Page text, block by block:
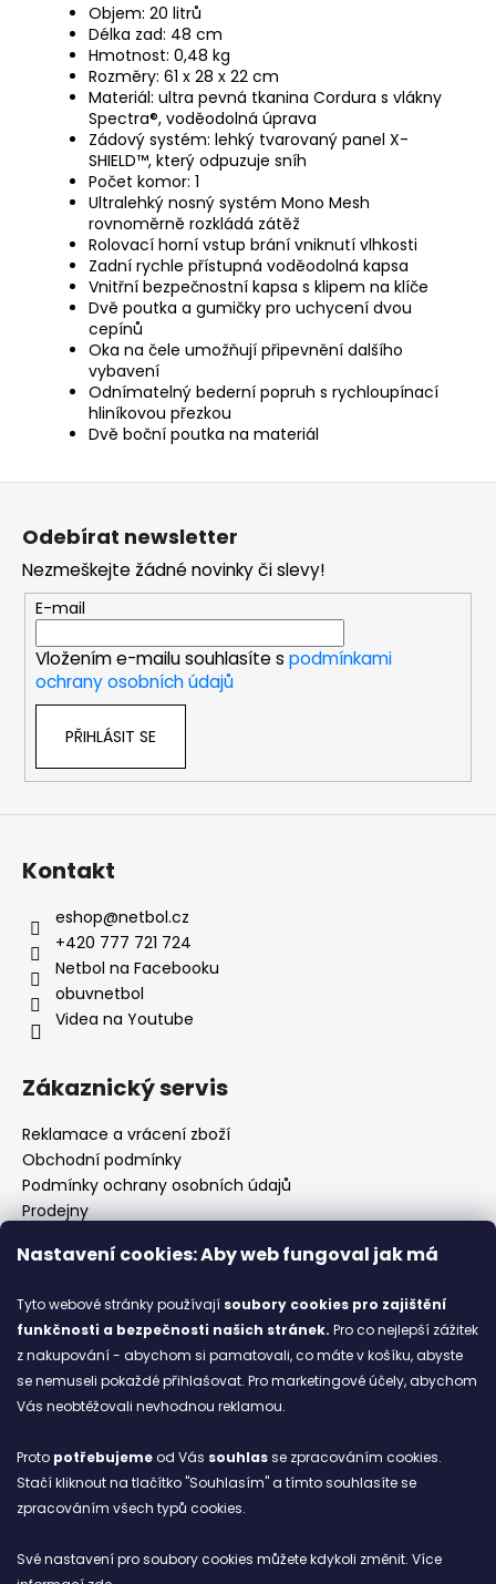
Nastavení cookies: Aby web fungoval jak má
Tyto webové stránky používají soubory cookies pro zajištění
funkčnosti a bezpečnosti našich stránek. Pro co nejlepší zážitek
z nakupování - abychom si pamatovali, co máte v košíku, abyste
se nemuseli pokaždé přihlašovat. Pro marketingové účely, abychom
Vás neobtěžovali nevhodnou reklamou.
Proto potřebujemeod Vás souhlasse zpracováním cookies.
Stačí kliknout na tlačítko "Souhlasím" a tímto souhlasíte se
zpracováním všech typů cookies.
Své nastavení pro soubory cookies můžete kdykoli změnit. Více
Objem: 20 litrů
Délka zad: 48 cm
Hmotnost: 0,48 kg
Rozměry: 61 x 28 x 22 cm
Materiál: ultra pevná tkanina Cordura s vlákny
Spectra®, voděodolná úprava
Zádový systém: lehký tvarovaný panel X-
SHIELD™, který odpuzuje sníh
Počet komor: 1
Ultralehký nosný systém Mono Mesh
rovnoměrně rozkládá zátěž
Rolovací horní vstup brání vniknutí vlhkosti
Zadní rychle přístupná voděodolná kapsa
Vnitřní bezpečnostní kapsa s klipem na klíče
Dvě poutka a gumičky pro uchycení dvou
cepínů
Oka na čele umožňují připevnění dalšího
vybavení
Odnímatelný bederní popruh s rychloupínací
hliníkovou přezkou
Dvě boční poutka na materiál
Z
Odebírat newsletter
Nezmeškejte žádné novinky či slevy!
E-mail
Vložením e-mailu souhlasíte s podmínkami
ochrany osobních údajů
PŘIHLÁSIT SE
Kontakt
eshop@netbol.cz
+420 777 721 724
Netbol na Facebooku
obuvnetbol
Videa na Youtube
Zákaznický servis
Reklamace a vrácení zboží
Obchodní podmínky
Podmínky ochrany osobních údajů
Prodejny
Značky
Blog
Ze starých bot staronové
ARCHIV
Facebook